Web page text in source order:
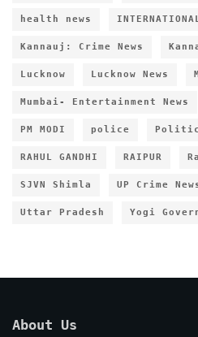
health news
Kannauj: Crime News
Lucknow Lucknow News
Mumbai- Entertainment News
PM MODI police
RAHUL GANDHI RAIPUR
SJVN Shimla UP Crime
Uttar Pradesh Yogi
About Us